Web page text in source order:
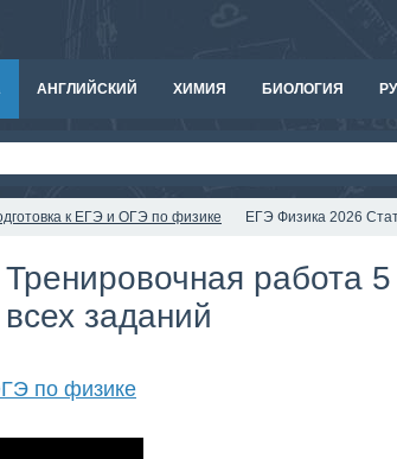
АНГЛИЙСКИЙ ХИМИЯ БИОЛОГИЯ
к ЕГЭ и ОГЭ по физике ЕГЭ Физика 2026
работа
заданий
по физике